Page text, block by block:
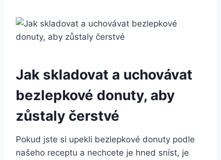
Jak skladovat a uchovávat
bezlepkové donuty, aby
zůstaly čerstvé
Pokud jste si upekli bezlepkové donuty podle
našeho receptu a nechcete je hned sníst, je